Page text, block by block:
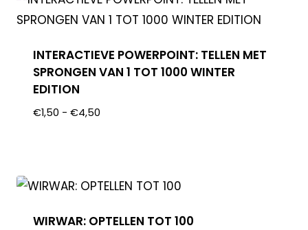
INTERACTIEVE POWERPOINT: TELLEN MET
SPRONGEN VAN 1 TOT 1000 WINTER
EDITION
€1,50 - €4,50
WIRWAR: OPTELLEN TOT 100